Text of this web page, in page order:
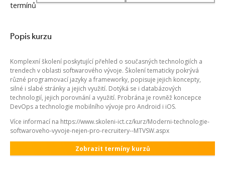
termínů
Popis kurzu
Komplexní školení poskytující přehled o současných technologiích a
trendech v oblasti softwarového vývoje. Školení tematicky pokrývá
různé programovací jazyky a frameworky, popisuje jejich koncepty,
silné i slabé stránky a jejich využití. Dotýká se i databázových
technologií, jejich porovnání a využití. Probrána je rovněž koncepce
DevOps a technologie mobilního vývoje pro Android i iOS.
Více informací na https://www.skoleni-ict.cz/kurz/Moderni-technologie-
softwaroveho-vyvoje-nejen-pro-recruitery--MTVSW.aspx
Zobrazit termíny kurzů